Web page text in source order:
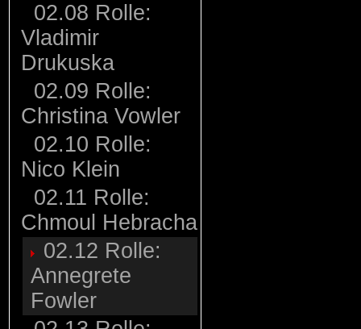
02.08 Rolle:
Vladimir
Drukuska
02.09 Rolle:
Christina Vowler
02.10 Rolle:
Nico Klein
02.11 Rolle:
Chmoul Hebracha
02.12 Rolle:
Annegrete
Fowler